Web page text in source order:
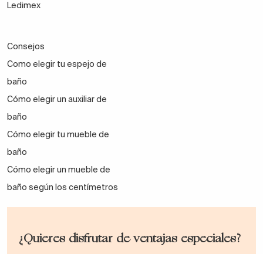
Ledimex
Consejos
Como elegir tu espejo de
baño
Cómo elegir un auxiliar de
baño
Cómo elegir tu mueble de
baño
Cómo elegir un mueble de
baño según los centímetros
¿Quieres disfrutar de ventajas especiales?